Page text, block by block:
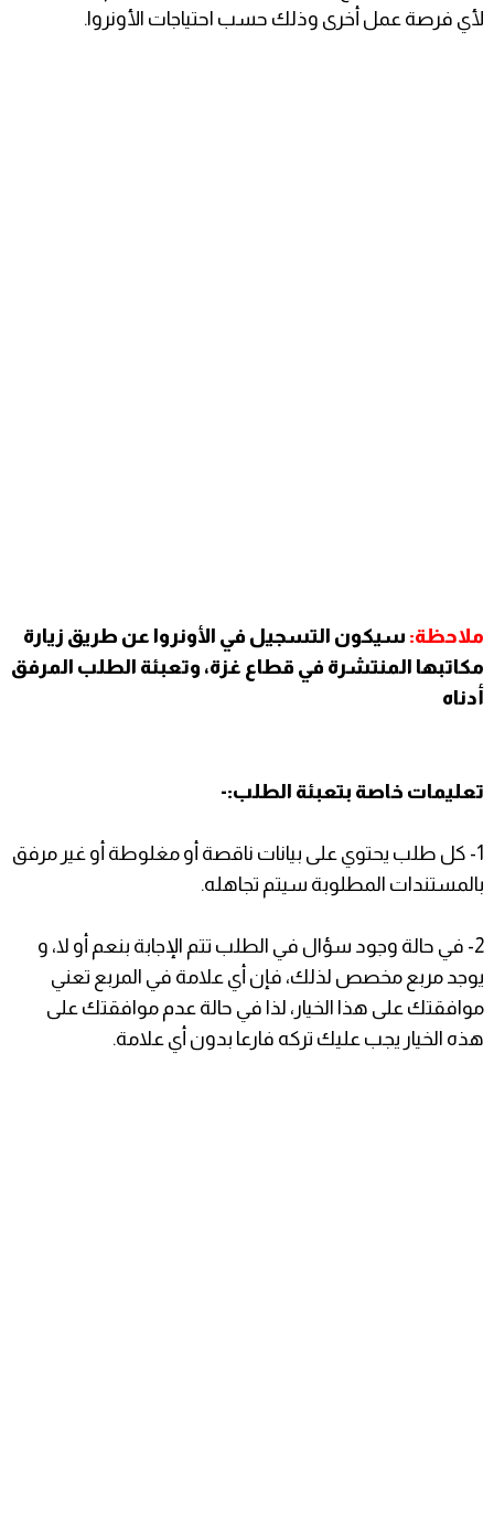
لأي فرصة عمل أخرى وذلك حسب احتياجات الأونروا.
ملاحظة: سيكون التسجيل في الأونروا عن طريق زيارة
مكاتبها المنتشرة في قطاع غزة، وتعبئة الطلب المرفق
أدناه
تعليمات خاصة بتعبئة الطلب:-
1- كل طلب يحتوي على بيانات ناقصة أو مغلوطة أو غير مرفق
بالمستندات المطلوبة سيتم تجاهله.
2- في حالة وجود سؤال في الطلب تتم الإجابة بنعم أو لا، و
يوجد مربع مخصص لذلك، فإن أي علامة في المربع تعني
موافقتك على هذا الخيار، لذا في حالة عدم موافقتك على
هذه الخيار يجب عليك تركه فارعا بدون أي علامة.